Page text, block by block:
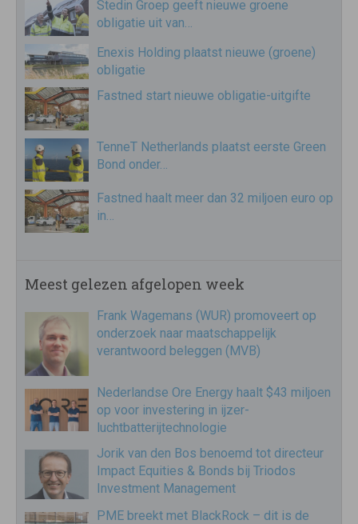
Stedin Groep geeft nieuwe groene
obligatie uit van…
Enexis Holding plaatst nieuwe (groene)
obligatie
Fastned start nieuwe obligatie-uitgifte
TenneT Netherlands plaatst eerste Green
Bond onder…
Fastned haalt meer dan 32 miljoen euro op
in…
Meest gelezen afgelopen week
Frank Wagemans (WUR) promoveert op
onderzoek naar maatschappelijk
verantwoord beleggen (MVB)
Nederlandse Ore Energy haalt $43 miljoen
op voor investering in ijzer-
luchtbatterijtechnologie
Jorik van den Bos benoemd tot directeur
Impact Equities & Bonds bij Triodos
Investment Management
PME breekt met BlackRock – dit is de